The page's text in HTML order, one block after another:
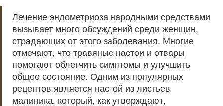
Лечение эндометриоза народными средствами
вызывает много обсуждений среди женщин,
страдающих от этого заболевания. Многие
отмечают, что травяные настои и отвары
помогают облегчить симптомы и улучшить
общее состояние. Одним из популярных
рецептов является настой из листьев
малиника, который, как утверждают,